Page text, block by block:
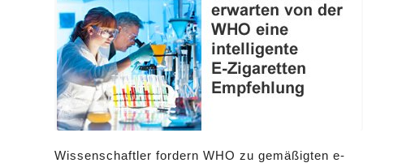
Wissenschaftler fordern WHO zu gemäßigten e-